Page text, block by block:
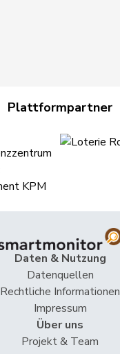
Plattformpartner
Daten & Nutzung
Datenquellen
Rechtliche Informationen
Impressum
Über uns
Projekt & Team